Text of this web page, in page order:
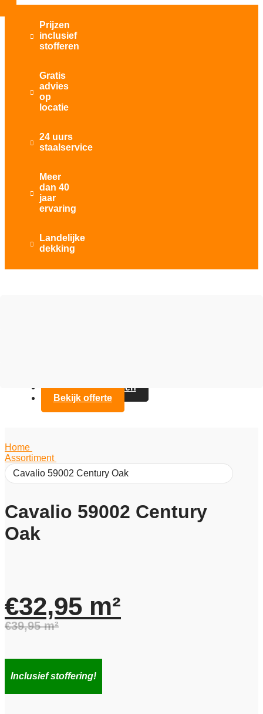

Prijzen
inclusief
stofferen

Gratis
advies
op
locatie

24 uurs
staalservice

Meer
dan 40
jaar
ervaring

Landelijke
dekking
Contact opnemen
Bekijk offerte
Home
Assortiment
Cavalio 59002 Century Oak
Cavalio 59002 Century
Oak
€39,95 m²
prijs
€32,95 m²
prijs
Inclusief stoffering!